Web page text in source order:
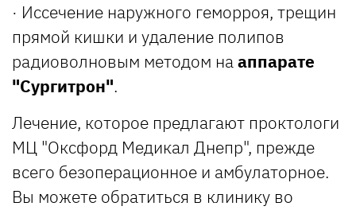
· Иссечение наружного геморроя, трещин
прямой кишки и удаление полипов
радиоволновым методом нааппарате
"Сургитрон".
Лечение, которое предлагают проктологи
МЦ "Оксфорд Медикал Днепр", прежде
всего безоперационное и амбулаторное.
Вы можете обратиться в клинику во